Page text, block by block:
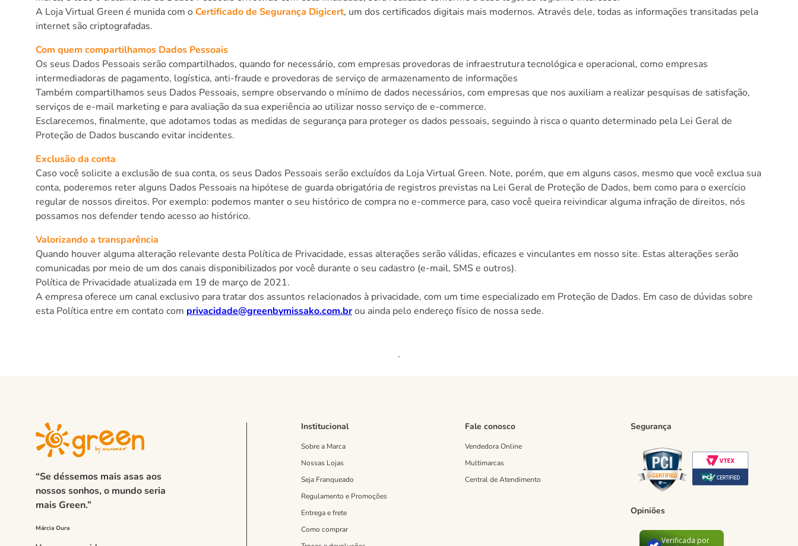
A Loja Virtual Green é munida com oCertificado de Segurança Digicert, um dos certificados digitais mais modernos. Através dele, todas as informações transitadas pela
internet são criptografadas.
Com quem compartilhamos Dados Pessoais
Os seus Dados Pessoais serão compartilhados, quando for necessário, com empresas provedoras de infraestrutura tecnológica e operacional, como empresas
intermediadoras de pagamento, logística, anti-fraude e provedoras de serviço de armazenamento de informações
Também compartilhamos seus Dados Pessoais, sempre observando o mínimo de dados necessários, com empresas que nos auxiliam a realizar pesquisas de satisfação,
serviços de e-mail marketing e para avaliação da sua experiência ao utilizar nosso serviço de e-commerce.
Esclarecemos, finalmente, que adotamos todas as medidas de segurança para proteger os dados pessoais, seguindo à risca o quanto determinado pela Lei Geral de
Proteção de Dados buscando evitar incidentes.
Exclusão da conta
Caso você solicite a exclusão de sua conta, os seus Dados Pessoais serão excluídos da Loja Virtual Green. Note, porém, que em alguns casos, mesmo que você exclua sua
conta, poderemos reter alguns Dados Pessoais na hipótese de guarda obrigatória de registros previstas na Lei Geral de Proteção de Dados, bem como para o exercício
regular de nossos direitos. Por exemplo: podemos manter o seu histórico de compra no e-commerce para, caso você queira reivindicar alguma infração de direitos, nós
possamos nos defender tendo acesso ao histórico.
Valorizando a transparência
Quando houver alguma alteração relevante desta Política de Privacidade, essas alterações serão válidas, eficazes e vinculantes em nosso site. Estas alterações serão
comunicadas por meio de um dos canais disponibilizados por você durante o seu cadastro (e-mail, SMS e outros).
Política de Privacidade atualizada em 19 de março de 2021.
A empresa oferece um canal exclusivo para tratar dos assuntos relacionados à privacidade, com um time especializado em Proteção de Dados. Em caso de dúvidas sobre
esta Política entre em contato com privacidade@greenbymissako.com.brou ainda pelo endereço físico de nossa sede.
“Se déssemos mais asas aos
nossos sonhos, o mundo seria
mais Green.”
Institucional
Sobre a Marca
Nossas Lojas
Seja Franqueado
Regulamento e Promoções
Entrega e frete
Como comprar
Fale conosco
Vendedora Online
Multimarcas
Central de Atendimento
Segurança
Opiniões
Verificada por